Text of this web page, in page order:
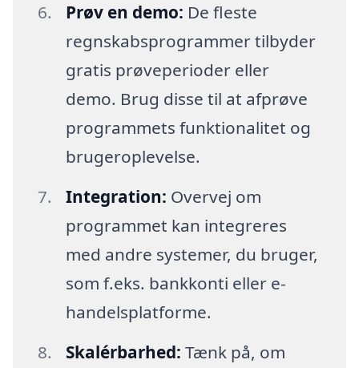
Prøv en demo: De fleste
regnskabsprogrammer tilbyder
gratis prøveperioder eller
demo. Brug disse til at afprøve
programmets funktionalitet og
brugeroplevelse.
Integration: Overvej om
programmet kan integreres
med andre systemer, du bruger,
som f.eks. bankkonti eller e-
handelsplatforme.
Skalérbarhed: Tænk på, om